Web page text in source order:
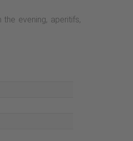
evening, aperitifs,